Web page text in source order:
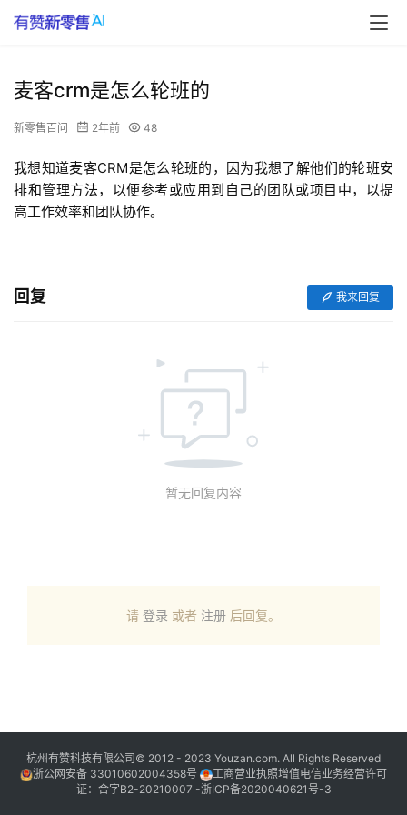
麦客crm是怎么轮班的
新零售百问 2年前 48
我想知道麦客CRM是怎么轮班的，因为我想了解他们的轮班安
排和管理方法，以便参考或应用到自己的团队或项目中，以提
高工作效率和团队协作。
回复 我来回复
暂无回复内容
请 登录 或者 注册 后回复。
杭州有赞科技有限公司© 2012 - 2023 Youzan.com. All Rights Reserved
浙公网安备 33010602004358号
工商营业执照增值电信业务经营许可
证：合字B2-20210007 -浙ICP备2020040621号-3